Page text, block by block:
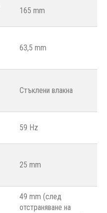
165 mm
63,5 mm
Стъклени влакна
59 Hz
25 mm
49 mm (след
отстраняване на